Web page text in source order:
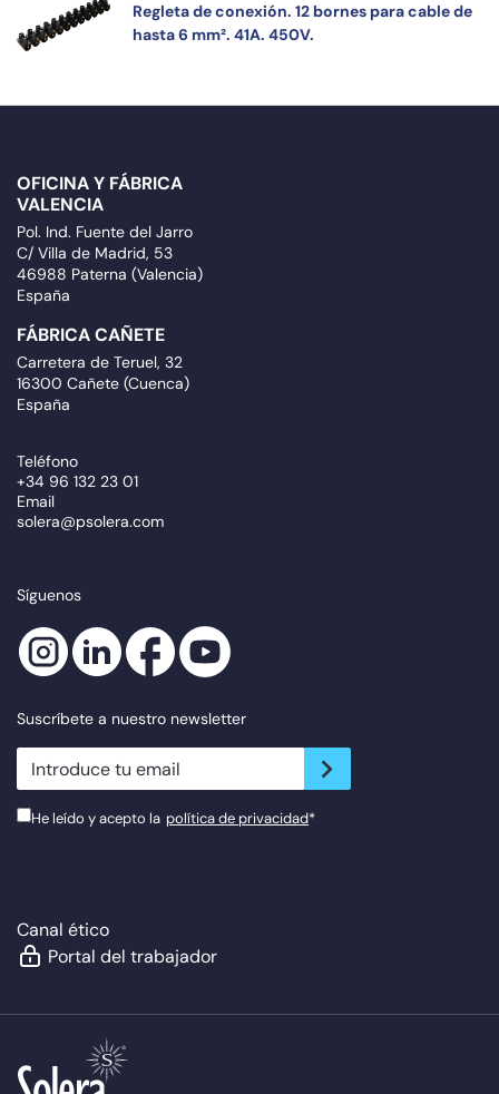
Regleta de conexión. 12 bornes para cable de
hasta 6 mm². 41A. 450V.
OFICINA Y FÁBRICA
VALENCIA
Pol. Ind. Fuente del Jarro
C/ Villa de Madrid, 53
46988 Paterna (Valencia)
España
FÁBRICA CAÑETE
Carretera de Teruel, 32
16300 Cañete (Cuenca)
España
Teléfono
+34 96 132 23 01
Email
solera@psolera.com
Síguenos
Suscríbete a nuestro newsletter
newsletter.suscribe
He leído y acepto la política de privacidad*
Canal ético
Portal del trabajador